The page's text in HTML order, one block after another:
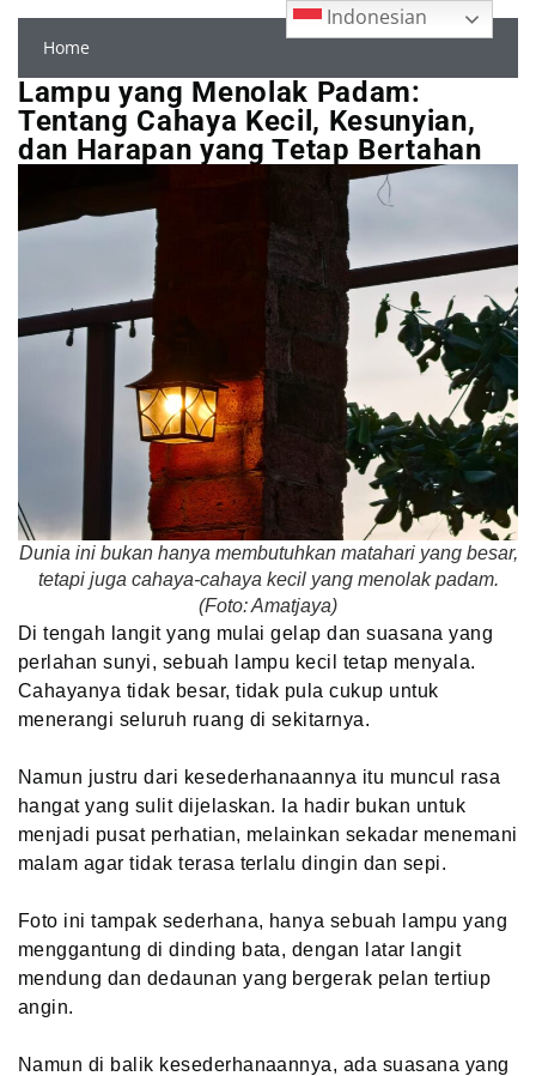
Home
Lampu yang Menolak Padam:
Tentang Cahaya Kecil, Kesunyian,
dan Harapan yang Tetap Bertahan
Dunia ini bukan hanya membutuhkan matahari yang besar,
tetapi juga cahaya-cahaya kecil yang menolak padam.
(Foto: Amatjaya)
Di tengah langit yang mulai gelap dan suasana yang
perlahan sunyi, sebuah lampu kecil tetap menyala.
Cahayanya tidak besar, tidak pula cukup untuk
menerangi seluruh ruang di sekitarnya.
Namun justru dari kesederhanaannya itu muncul rasa
hangat yang sulit dijelaskan. Ia hadir bukan untuk
menjadi pusat perhatian, melainkan sekadar menemani
malam agar tidak terasa terlalu dingin dan sepi.
Foto ini tampak sederhana, hanya sebuah lampu yang
menggantung di dinding bata, dengan latar langit
mendung dan dedaunan yang bergerak pelan tertiup
angin.
Namun di balik kesederhanaannya, ada suasana yang
Indonesian